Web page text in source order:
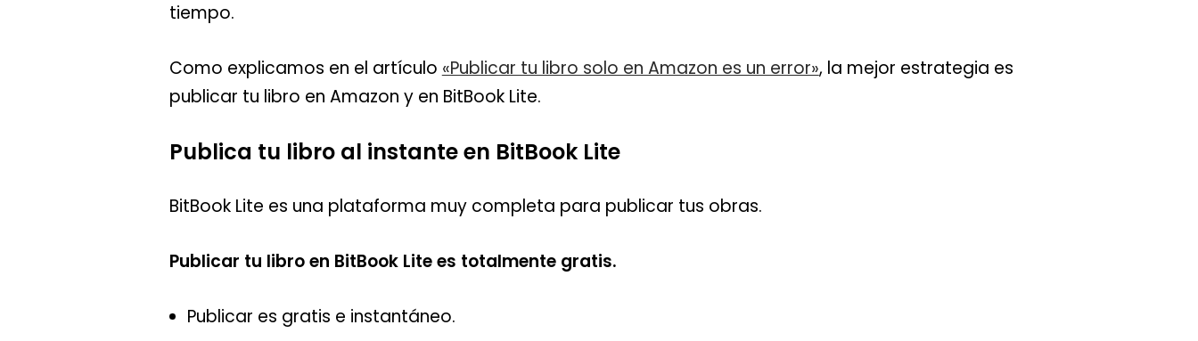
tiempo.
Como explicamos en el artículo «Publicar tu libro solo en Amazon es un error», la mejor estrategia es
publicar tu libro en Amazon y en BitBook Lite.
Publica tu libro al instante en BitBook Lite
BitBook Lite es una plataforma muy completa para publicar tus obras.
Publicar tu libro en BitBook Lite es totalmente gratis.
Publicar es gratis e instantáneo.